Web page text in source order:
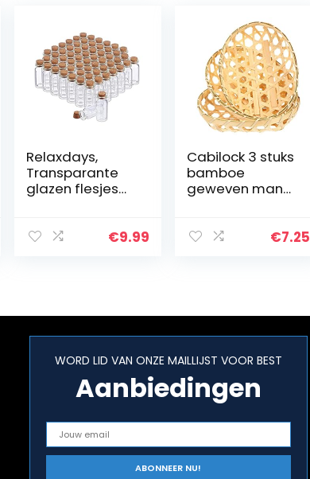
Relaxdays,
Transparante
glazen flesjes
flesjes voor olie,
€9.99
Cabilock 3 stuks
bamboe
geweven mand
geweven
ovaal…
€7.25
WORD LID VAN ONZE MAILLIJST VOOR BEST
Aanbiedingen